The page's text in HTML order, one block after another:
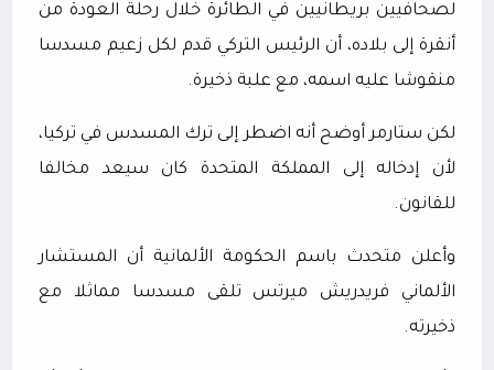
لصحافيين بريطانيين في الطائرة خلال رحلة العودة من
أنقرة إلى بلاده، أن الرئيس التركي قدم لكل زعيم مسدسا
منقوشا عليه اسمه، مع علبة ذخيرة.
لكن ستارمر أوضح أنه اضطر إلى ترك المسدس في تركيا،
لأن إدخاله إلى المملكة المتحدة كان سيعد مخالفا
للقانون.
وأعلن متحدث باسم الحكومة الألمانية أن المستشار
الألماني فريدريش ميرتس تلقى مسدسا مماثلا مع
ذخيرته.